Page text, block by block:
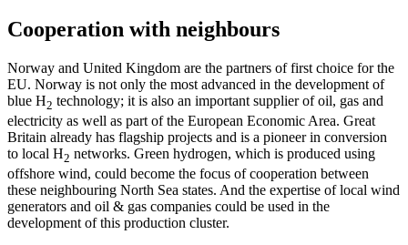
Cooperation with neighbours
Norway and United Kingdom are the part­ners of first choice for the
EU. Norway is not only the most advanced in the develop­ment of
blue H2 technology; it is also an important supplier of oil, gas and
electricity as well as part of the European Economic Area. Great
Britain already has flagship projects and is a pioneer in conversion
to local H2 networks. Green hydrogen, which is produced using
offshore wind, could become the focus of cooperation between
these neighbouring North Sea states. And the expertise of local wind
generators and oil & gas companies could be used in the
development of this production cluster.